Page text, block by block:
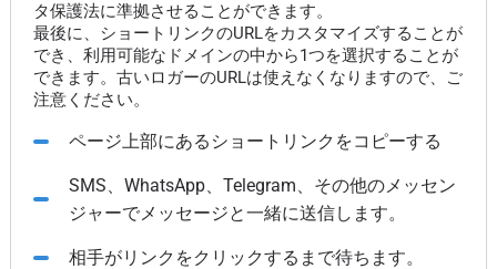
タ保護法に準拠させることができます。
最後に、ショートリンクのURLをカスタマイズすることが
でき、利用可能なドメインの中から1つを選択することが
できます。古いロガーのURLは使えなくなりますので、ご
注意ください。
ページ上部にあるショートリンクをコピーする
SMS、WhatsApp、Telegram、その他のメッセン
ジャーでメッセージと一緒に送信します。
相手がリンクをクリックするまで待ちます。